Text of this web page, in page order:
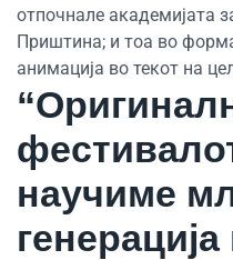
отпочнале академијата
Приштина; и тоа во
анимација во текот на
научиме